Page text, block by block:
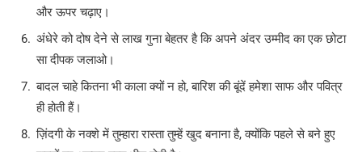
और ऊपर चढ़ाए।
अंधेरे को दोष देने से लाख गुना बेहतर है कि अपने अंदर उम्मीद का एक छोटा
सा दीपक जलाओ।
बादल चाहे कितना भी काला क्यों न हो, बारिश की बूंदें हमेशा साफ और पवित्र
ही होती हैं।
ज़िंदगी के नक्शे में तुम्हारा रास्ता तुम्हें खुद बनाना है, क्योंकि पहले से बने हुए